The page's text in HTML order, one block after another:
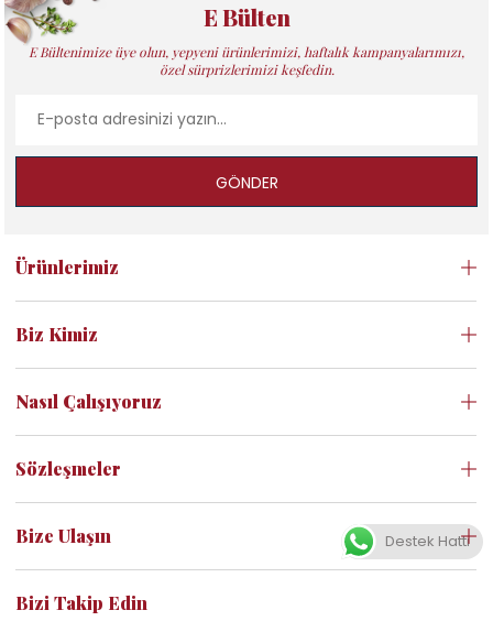
E Bülten
E Bültenimize üye olun, yepyeni ürünlerimizi, haftalık kampanyalarımızı,
özel sürprizlerimizi keşfedin.
GÖNDER
Ürünlerimiz
Biz Kimiz
Nasıl Çalışıyoruz
Sözleşmeler
Bize Ulaşın
Bizi Takip Edin
Destek Hattı